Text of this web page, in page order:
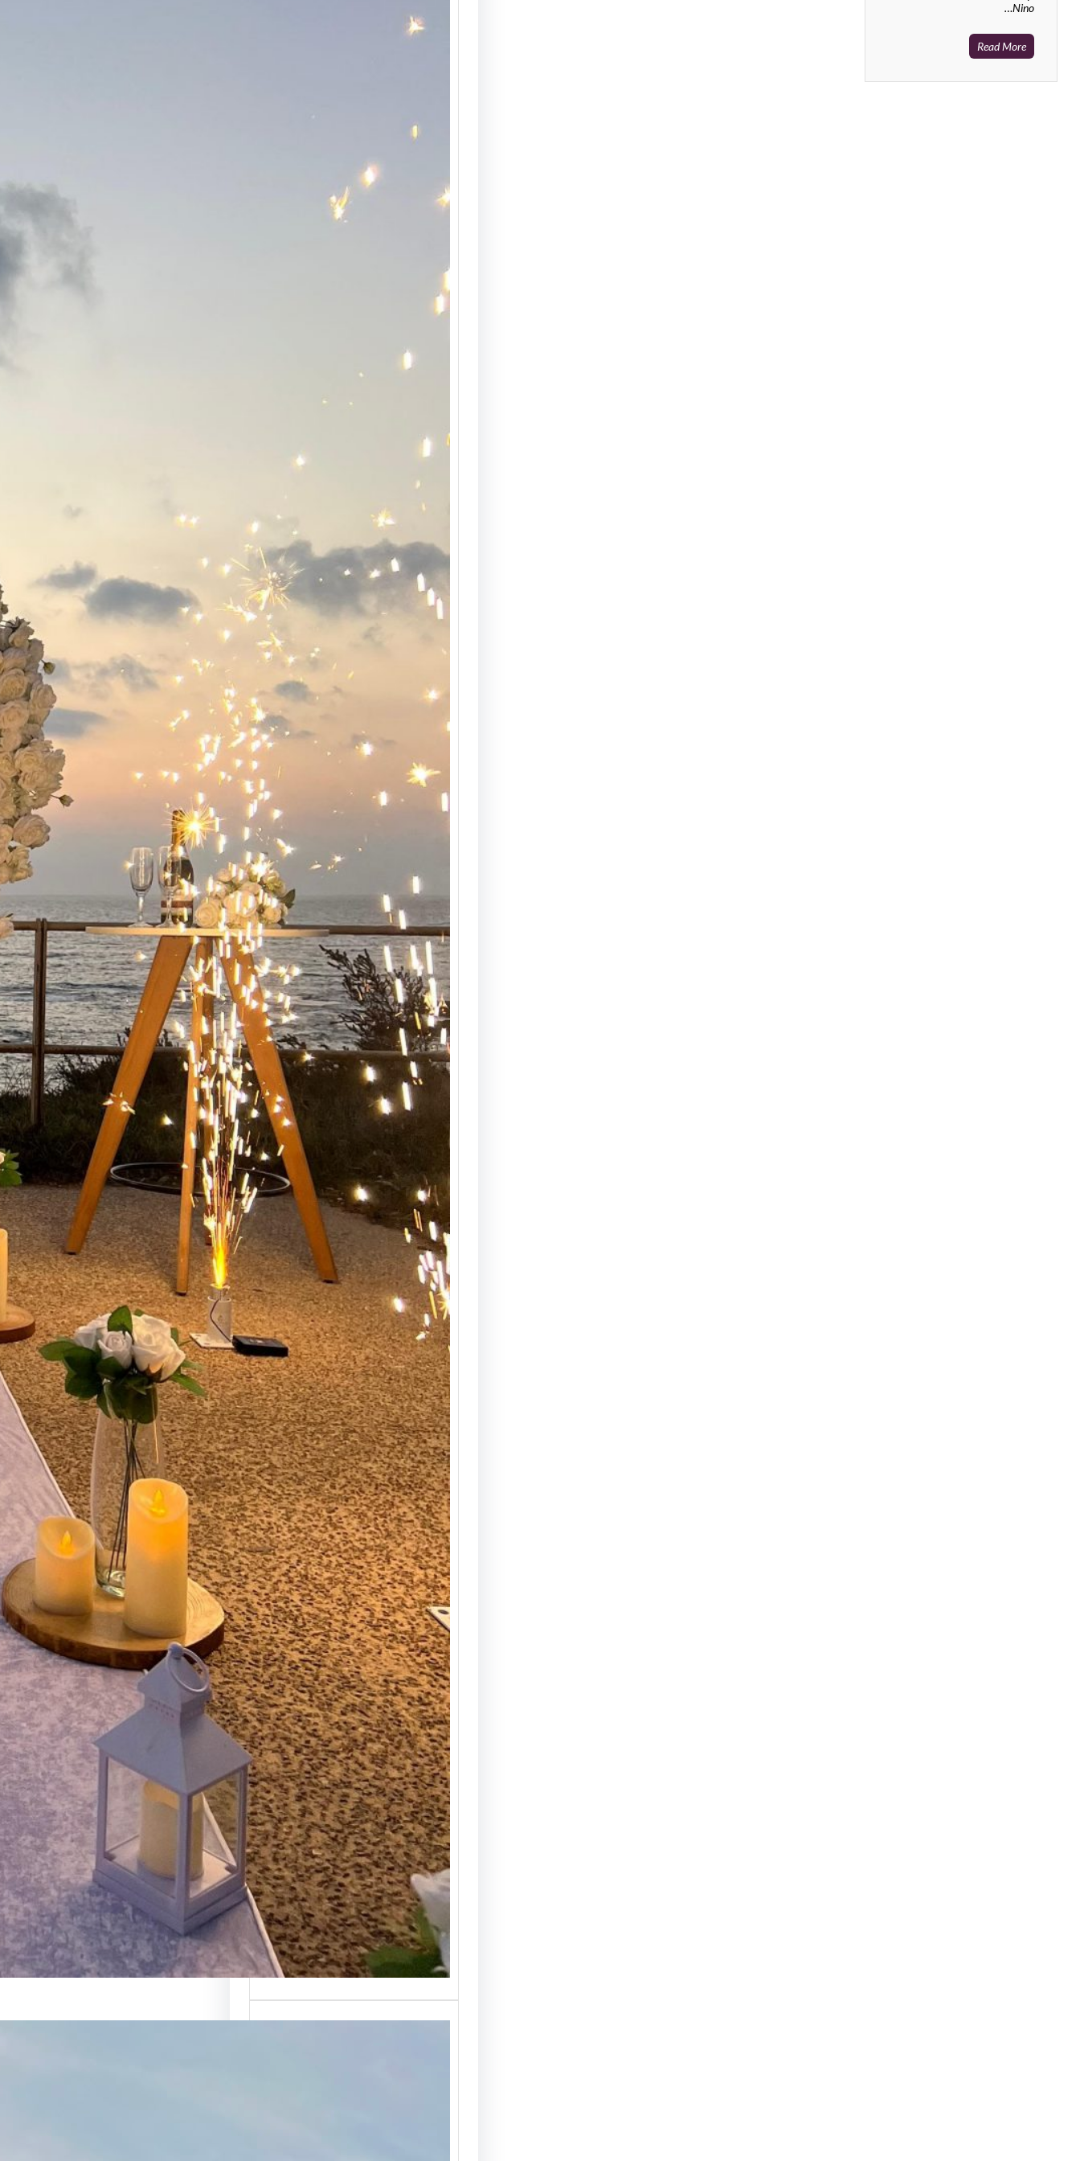
Nino…
Read More
הצעת נישואין בפארק
המחצבה קיסריה:
מדריך מלא
הצעת נישואין בפארק
המחצבה קיסריה היא אחת
האפשרויות הרומנטיות
והמרשימות…